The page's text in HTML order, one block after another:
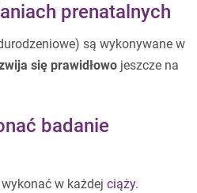
prenatalnych
są wykonywane w
się prawidłowo jeszcze na
badanie
w każdej ciąży.